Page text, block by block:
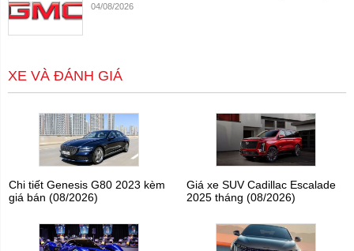
04/08/2026
XE VÀ ĐÁNH GIÁ
Chi tiết Genesis G80 2023 kèm
giá bán (08/2026)
Giá xe SUV Cadillac Escalade
2025 tháng (08/2026)